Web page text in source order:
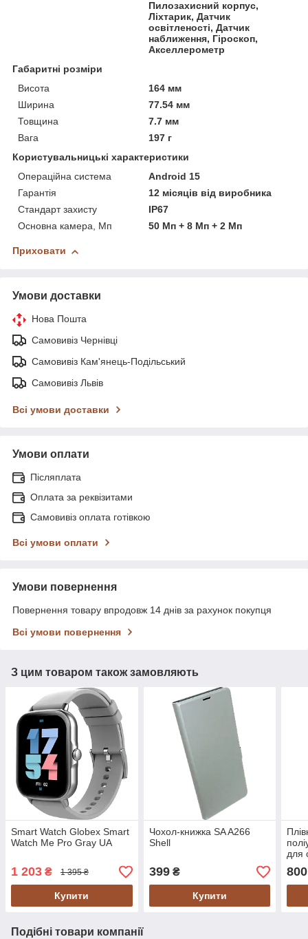
Пилозахисний корпус,
Ліхтарик, Датчик
освітленості, Датчик
наближення, Гіроскоп,
Акселлерометр
Габаритні розміри
Висота
164 мм
Ширина
77.54 мм
Товщина
7.7 мм
Вага
197 г
Користувальницькі характеристики
Операційна система
Android 15
Гарантія
12 місяців від виробника
Стандарт захисту
IP67
Основна камера, Мп
50 Мп + 8 Мп + 2 Мп
Приховати
Умови доставки
Нова Пошта
Самовивіз Чернівці
Самовивіз Кам'янець-Подільський
Самовивіз Львів
Всі умови доставки
Умови оплати
Післяплата
Оплата за реквізитами
Самовивіз оплата готівкою
Всі умови оплати
Умови повернення
Повернення товару впродовж 14 днів за рахунок покупця
Всі умови повернення
З цим товаром також замовляють
Smart Watch Globex Smart
Watch Me Pro Gray UA
1 203 ₴ 1 395 ₴
Купити
Чохол-книжка SA A266
Shell
399₴
Купити
для
800
Подібні товари компанії